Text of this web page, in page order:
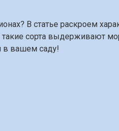
В статье раскроем
сорта выдерживают
в вашем саду!